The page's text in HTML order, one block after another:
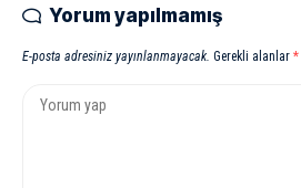
Yorum yapılmamış
E-posta adresiniz yayınlanmayacak. Gerekli alanlar *